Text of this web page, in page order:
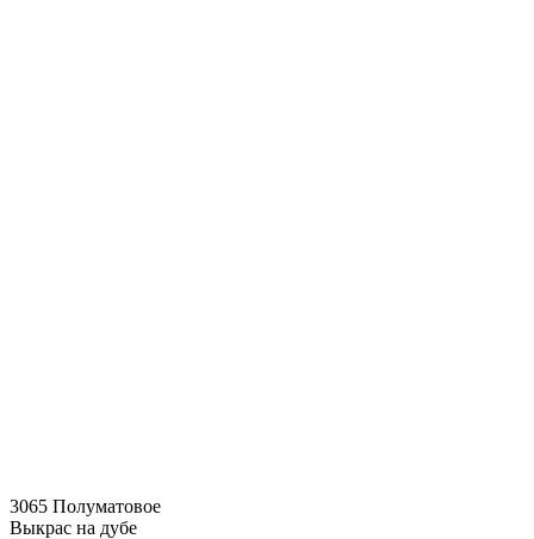
3065 Полуматовое
Выкрас на дубе